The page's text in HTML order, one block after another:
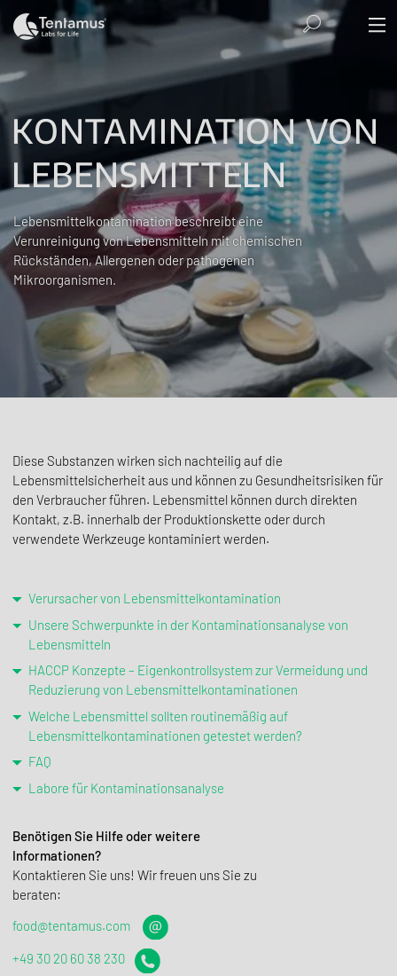
KONTAMINATION VON
LEBENSMITTELN
Lebensmittelkontamination beschreibt eine
Verunreinigung von Lebensmitteln mit chemischen
Rückständen, Allergenen oder pathogenen
Mikroorganismen.
Diese Substanzen wirken sich nachteilig auf die
Lebensmittelsicherheit aus und können zu Gesundheitsrisiken für
den Verbraucher führen. Lebensmittel können durch direkten
Kontakt, z.B. innerhalb der Produktionskette oder durch
verwendete Werkzeuge kontaminiert werden.
Verursacher von Lebensmittelkontamination
Unsere Schwerpunkte in der Kontaminationsanalyse von
Lebensmitteln
HACCP Konzepte – Eigenkontrollsystem zur Vermeidung und
Reduzierung von Lebensmittelkontaminationen
Welche Lebensmittel sollten routinemäßig auf
Lebensmittelkontaminationen getestet werden?
FAQ
Labore für Kontaminationsanalyse
Benötigen Sie Hilfe oder weitere
Informationen?
Kontak­tieren Sie uns! Wir freuen uns Sie zu
beraten:
food@tentamus.com
+49 30 20 60 38 230